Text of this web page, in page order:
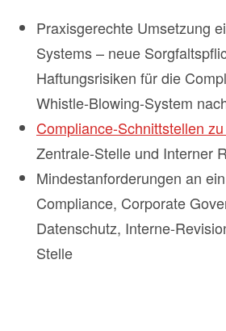
Praxisgerechte Umsetzung
Systems – neue
Haftungsrisiken für die
Whistle-Blowing-System
Compliance-Schnittstellen
Zentrale-Stelle und Interner
Mindestanforderungen an
Compliance, Corporate
Datenschutz, Interne-
Stelle